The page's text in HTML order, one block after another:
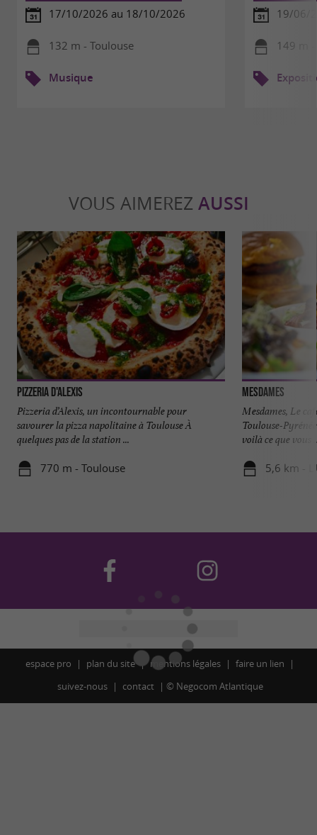
17/10/2026 au 18/10/2026
132 m - Toulouse
Musique
19/06/
149 m
VOUS AIMEREZ AUSSI
Pizzeria d'Alexis
Pizzeria d’Alexis, un incontournable pour
savourer la pizza napolitaine à Toulouse À
quelques pas de la station ...
770 m - Toulouse
Mesdames
Mesdames, Le
Toulouse-
voilà ce que vous
5,6 km -
espace pro plan du site mentions légales
faire un lien
suivez-nous
contact © Negocom Atlantique